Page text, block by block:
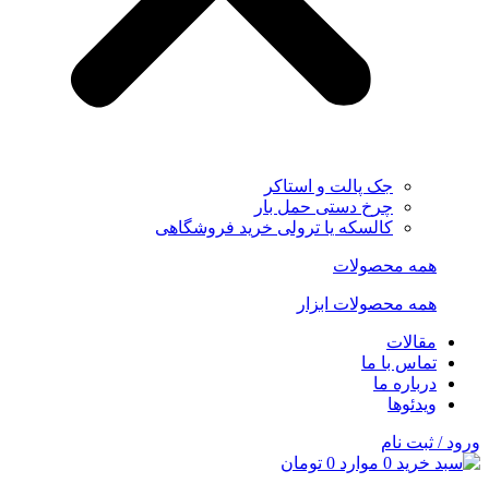
جک پالت و استاکر
چرخ دستی حمل بار
کالسکه یا ترولی خرید فروشگاهی
همه محصولات
همه محصولات ابزار
مقالات
تماس با ما
درباره ما
ویدئوها
ورود / ثبت نام
0 موارد 0 تومان